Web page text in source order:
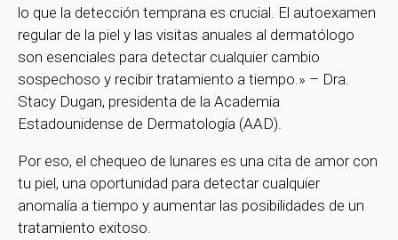
lo que la detección temprana es crucial. El autoexamen
regular de la piel y las visitas anuales al dermatólogo
son esenciales para detectar cualquier cambio
sospechoso y recibir tratamiento a tiempo.» – Dra.
Stacy Dugan, presidenta de la Academia
Estadounidense de Dermatología (AAD).
Por eso, el chequeo de lunares es una cita de amor con
tu piel, una oportunidad para detectar cualquier
anomalía a tiempo y aumentar las posibilidades de un
tratamiento exitoso.